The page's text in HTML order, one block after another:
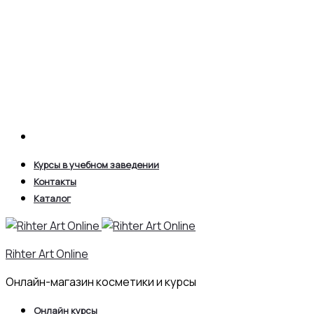
Курсы в учебном заведении
Контакты
Каталог
Rihter Art Online
Онлайн-магазин косметики и курсы
Онлайн курсы